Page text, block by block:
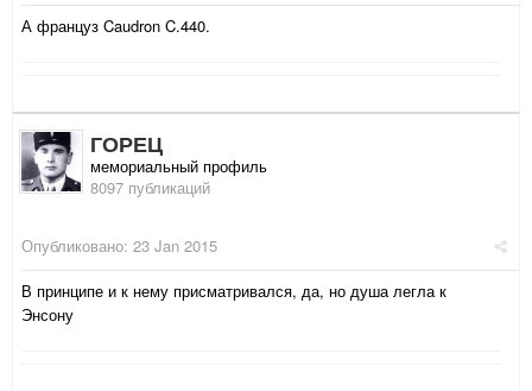
А француз Caudron C.440.
ГОРЕЦ
мемориальный профиль
8097 публикаций
Опубликовано: 23 Jan 2015
В принципе и к нему присматривался, да, но душа легла к
Энсону